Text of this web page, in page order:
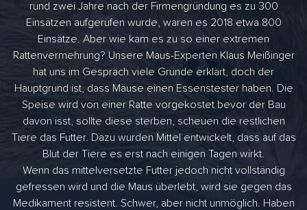
rund zwei Jahre nach der Firmengründung es zu 300
Einsätzen aufgerufen wurde, waren es 2018 etwa 800
Einsätze. Aber wie kam es zu so einer extremen
Rattenvermehrung? Unsere Maus-Experten Klaus Meißinger
hat uns im Gespräch viele Gründe erklärt, doch der
Hauptgrund ist, dass Mäuse einen Essenstester haben. Die
Speise wird von einer Ratte vorgekostet bevor der Bau
davon isst, sollte diese sterben, scheuen die restlichen
Tiere das Futter. Dazu wurden Mittel entwickelt, dass auf das
Blut der Tiere es erst nach einigen Tagen wirkt.
Wenn das mittelversetzte Futter jedoch nicht vollständig
gefressen wird und die Maus überlebt, wird sie gegen das
Medikament resistent. Schwer, aber nicht unmöglich. Haben